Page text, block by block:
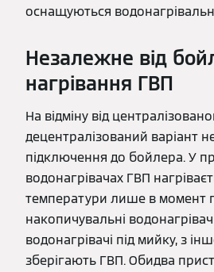
оснащуються
Незалежне від
нагрівання ГВП
На відміну від
децентралізований варіант
підключення до бойлера. У
водонагрівачах ГВП
температури лише в момент
накопичувальні
водонагрівачі під мийку, з
зберігають ГВП. Обидва